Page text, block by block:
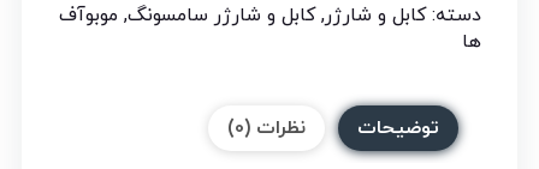
دسته:کابل و شارژر,کابل و شارژر سامسونگ, موبوآف
ها
توضیحات نظرات (0)